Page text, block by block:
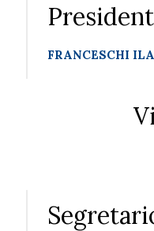
FRANCESCHI